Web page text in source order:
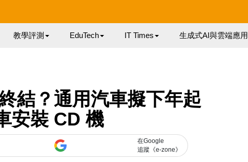
教學評測 EduTech IT Times 生成式AI與雲端應用
結？通用汽車擬下年起
安裝 CD 機
在Google
追蹤《e-zone》